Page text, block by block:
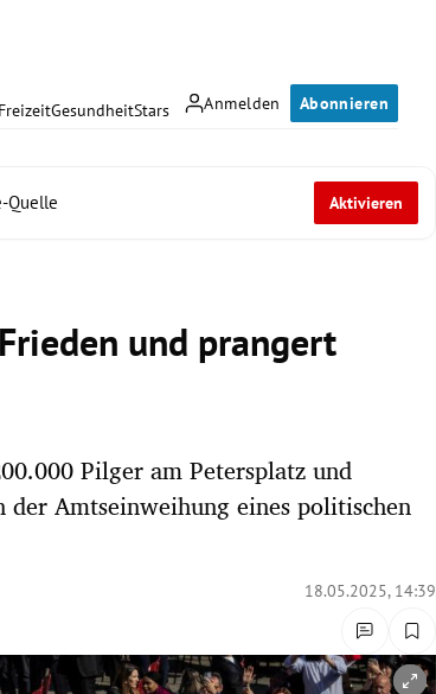
Anmelden Abonnieren
FreizeitGesundheitStars
Quelle Aktivieren
und prangert
Pilger am Petersplatz und
Amtseinweihung eines politischen
18.05.2025, 14:39